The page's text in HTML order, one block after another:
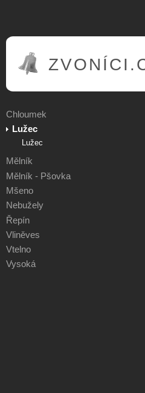
Chloumek
Lužec
Lužec
Mělník
Mělník - Pšovka
Mšeno
Nebužely
Řepín
Vliněves
Vtelno
Vysoká